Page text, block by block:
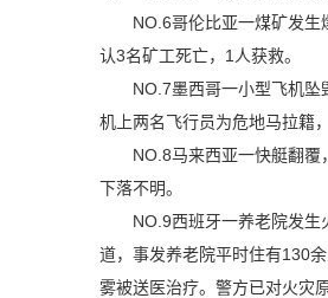
NO.6哥伦比亚一煤矿发
认3名矿工死亡，1人获救。
NO.7墨西哥一小型飞机
机上两名飞行员为危地马拉籍
NO.8马来西亚一快艇翻
下落不明。
NO.9西班牙一养老院发
道，事发养老院平时住有130
雾被送医治疗。警方已对火灾